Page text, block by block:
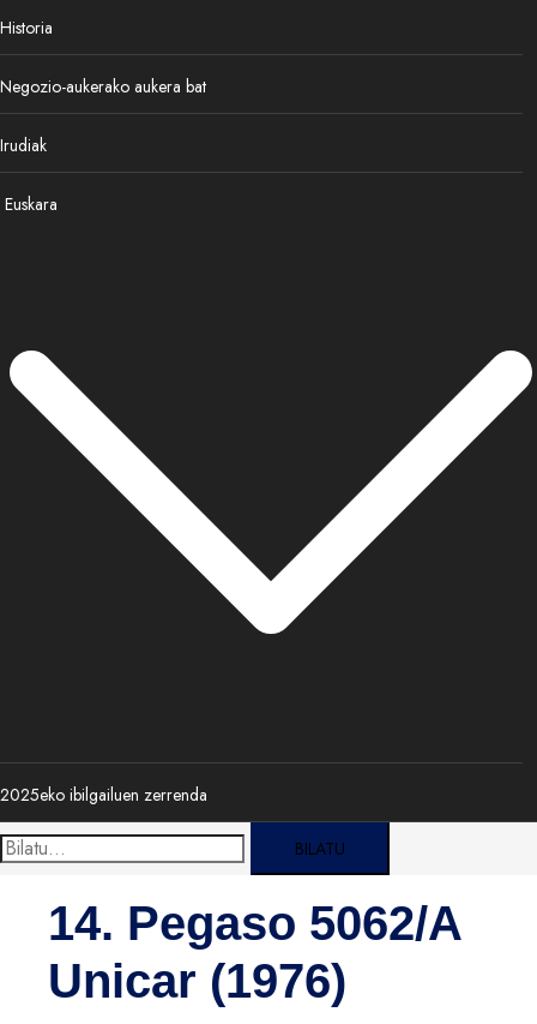
Historia
Negozio-aukerako aukera bat
Irudiak
Euskara
2025eko ibilgailuen zerrenda
Bilatu:
14. Pegaso 5062/A
Unicar (1976)